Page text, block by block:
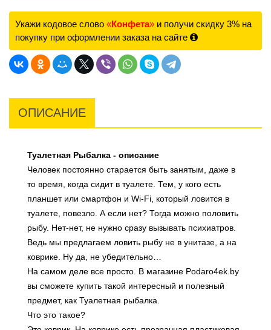
Укажи кодовое слово «Конфета» и получи скидку 3% на
покупку при оформлении заказа на сайте
ОПИСАНИЕ
Туалетная Рыбалка - описание
Человек постоянно старается быть занятым, даже в
то время, когда сидит в туалете. Тем, у кого есть
планшет или смартфон и Wi-Fi, который ловится в
туалете, повезло. А если нет? Тогда можно половить
рыбу. Нет-нет, не нужно сразу вызывать психиатров.
Ведь мы предлагаем ловить рыбу не в унитазе, а на
коврике. Ну да, не убедительно…
На самом деле все просто. В магазине Podaro4ek.by
вы сможете купить такой интересный и полезный
предмет, как Туалетная рыбалка.
Что это такое?